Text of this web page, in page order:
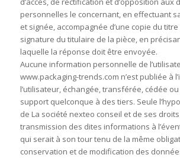
personnelles le concernant, en effectuant
et signée, accompagnée d’une copie du titre
signature du titulaire de la pièce, en
laquelle la réponse doit être envoyée.
Aucune information personnelle de
www.packaging-trends.com n’est publiée à
l’utilisateur, échangée, transférée, cédée
support quelconque à des tiers. Seule
de La société nexteo conseil et de ses
transmission des dites informations à
qui serait à son tour tenu de la même
conservation et de modification des